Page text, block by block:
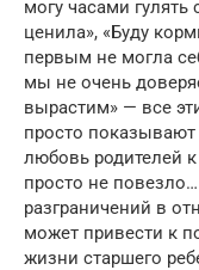
могу часами гулять
ценила», «Буду
первым не могла
мы не очень
вырастим» — все
просто
любовь родителей
просто не
разграничений в
может привести к
жизни старшего